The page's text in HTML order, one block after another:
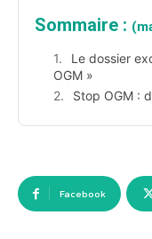
Sommaire :
Le dossier
OGM »
Stop OGM :
Facebook